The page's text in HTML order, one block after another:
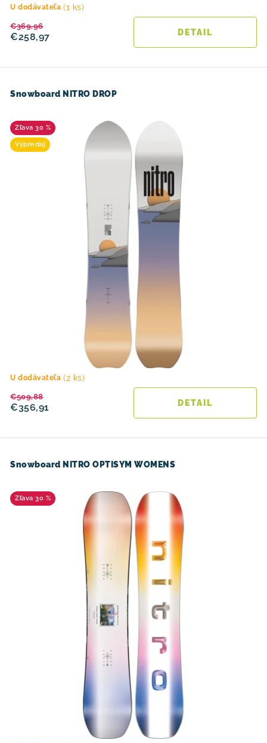
U dodávateľa (1 ks)
€258,97
€369,96
DETAIL
Snowboard NITRO DROP
30 %
Výpredaj
U dodávateľa (2 ks)
€356,91
€509,88
DETAIL
Snowboard NITRO OPTISYM WOMENS
30 %